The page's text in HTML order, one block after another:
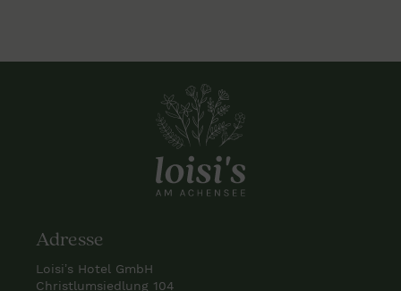
Adresse
Loisi’s Hotel GmbH
Christlumsiedlung 104